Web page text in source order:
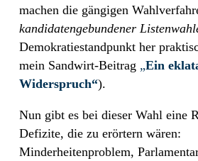
machen die gängigen
kandidatengebundener
Demokratiestandpunkt her
mein Sandwirt-Beitrag „Ein
Widerspruch“).
Nun gibt es bei dieser Wahl eine
Defizite, die zu erörtern wären:
Minderheitenproblem,